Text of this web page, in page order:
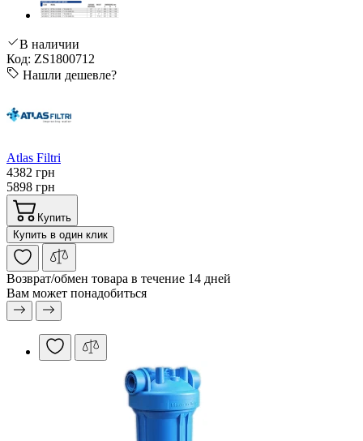
В наличии
Код: ZS1800712
Нашли дешевле?
Atlas Filtri
4382 грн
5898 грн
Купить
Купить в один клик
Возврат/обмен товара в течение 14 дней
Вам может понадобиться